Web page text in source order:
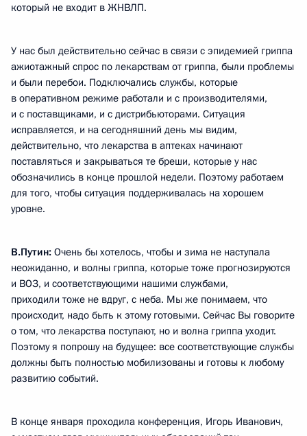
который не входит в ЖНВЛП.
У нас был действительно сейчас в связи с эпидемией гриппа
ажиотажный спрос по лекарствам от гриппа, были проблемы
и были перебои. Подключались службы, которые
в оперативном режиме работали и с производителями,
и с поставщиками, и с дистрибьюторами. Ситуация
исправляется, и на сегодняшний день мы видим,
действительно, что лекарства в аптеках начинают
поставляться и закрываться те бреши, которые у нас
обозначились в конце прошлой недели. Поэтому работаем
для того, чтобы ситуация поддерживалась на хорошем
уровне.
В.Путин: Очень бы хотелось, чтобы и зима не наступала
неожиданно, и волны гриппа, которые тоже прогнозируются
и ВОЗ, и соответствующими нашими службами,
приходили тоже не вдруг, с неба. Мы же понимаем, что
происходит, надо быть к этому готовыми. Сейчас Вы говорите
о том, что лекарства поступают, но и волна гриппа уходит.
Поэтому я попрошу на будущее: все соответствующие службы
должны быть полностью мобилизованы и готовы к любому
развитию событий.
В конце января проходила конференция, Игорь Иванович,